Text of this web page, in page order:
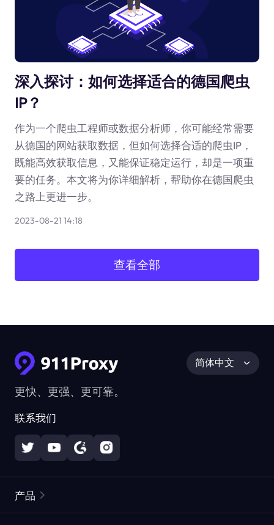
深入探讨：如何选择适合的德国爬虫
IP？
作为一个爬虫工程师或数据分析师，你可能经常需要
从德国的网站获取数据，但如何选择合适的爬虫IP，
既能高效获取信息，又能保证稳定运行，却是一项重
要的任务。本文将为你详细解析，帮助你在德国爬虫
之路上更进一步。
2023-08-21 14:18
查看全部
更快、更强、更可靠。
联系我们
简体中文
产品